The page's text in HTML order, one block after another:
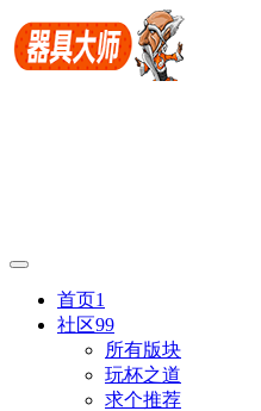
首页1
社区99
所有版块
玩杯之道
求个推荐